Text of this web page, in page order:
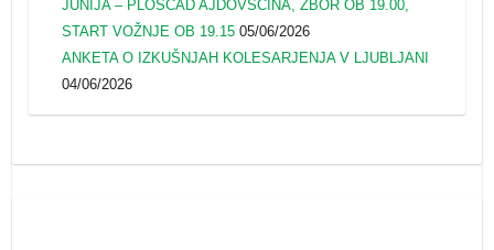
JUNIJA – PLOŠČAD AJDOVŠČINA, ZBOR OB 19.00,
START VOŽNJE OB 19.15 05/06/2026
ANKETA O IZKUŠNJAH KOLESARJENJA V LJUBLJANI
04/06/2026